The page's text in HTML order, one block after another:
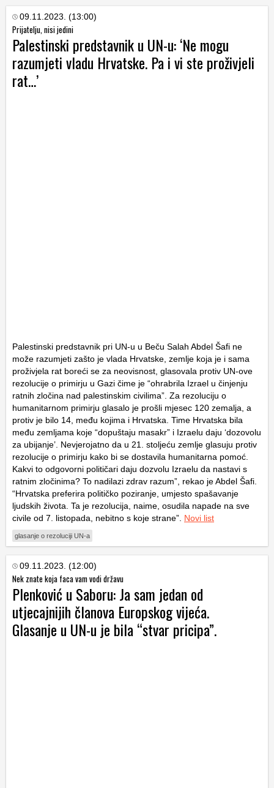
09.11.2023. (13:00)
Prijatelju, nisi jedini
Palestinski predstavnik u UN-u: ‘Ne mogu
razumjeti vladu Hrvatske. Pa i vi ste proživjeli
rat…’
Palestinski predstavnik pri UN-u u Beču Salah Abdel Šafi ne
može razumjeti zašto je vlada Hrvatske, zemlje koja je i sama
proživjela rat boreći se za neovisnost, glasovala protiv UN-ove
rezolucije o primirju u Gazi čime je “ohrabrila Izrael u činjenju
ratnih zločina nad palestinskim civilima”. Za rezoluciju o
humanitarnom primirju glasalo je prošli mjesec 120 zemalja, a
protiv je bilo 14, među kojima i Hrvatska. Time Hrvatska bila
među zemljama koje “dopuštaju masakr” i Izraelu daju ‘dozovolu
za ubijanje’. Nevjerojatno da u 21. stoljeću zemlje glasuju protiv
rezolucije o primirju kako bi se dostavila humanitarna pomoć.
Kakvi to odgovorni političari daju dozvolu Izraelu da nastavi s
ratnim zločinima? To nadilazi zdrav razum”, rekao je Abdel Šafi.
“Hrvatska preferira političko poziranje, umjesto spašavanje
ljudskih života. Ta je rezolucija, naime, osudila napade na sve
civile od 7. listopada, nebitno s koje strane”. Novi list
glasanje o rezoluciji UN-a
09.11.2023. (12:00)
Nek znate koja faca vam vodi državu
Plenković u Saboru: Ja sam jedan od
utjecajnijih članova Europskog vijeća.
Glasanje u UN-u je bila “stvar pricipa”.